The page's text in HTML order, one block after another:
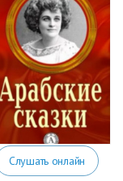
Слушать онлайн